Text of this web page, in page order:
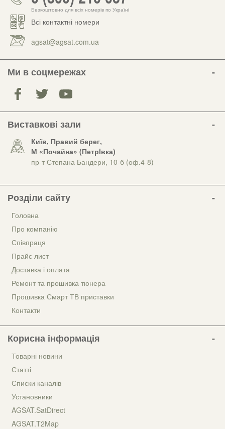
Безкоштовно для всіх номерів по Україні
Всі контактні номери
agsat@agsat.com.ua
Ми в соцмережах
Виставкові зали
Київ, Правий берег,
М «Почайна» (Петрiвка)
пр-т Степана Бандери, 10-б (оф.4-8)
Розділи сайту
Головна
Про компанію
Співпраця
Прайс лист
Доставка і оплата
Ремонт та прошивка тюнера
Прошивка Смарт ТВ приставки
Контакти
Корисна інформація
Товарні новини
Статті
Списки каналів
Установники
AGSAT.SatDirect
AGSAT.T2Map